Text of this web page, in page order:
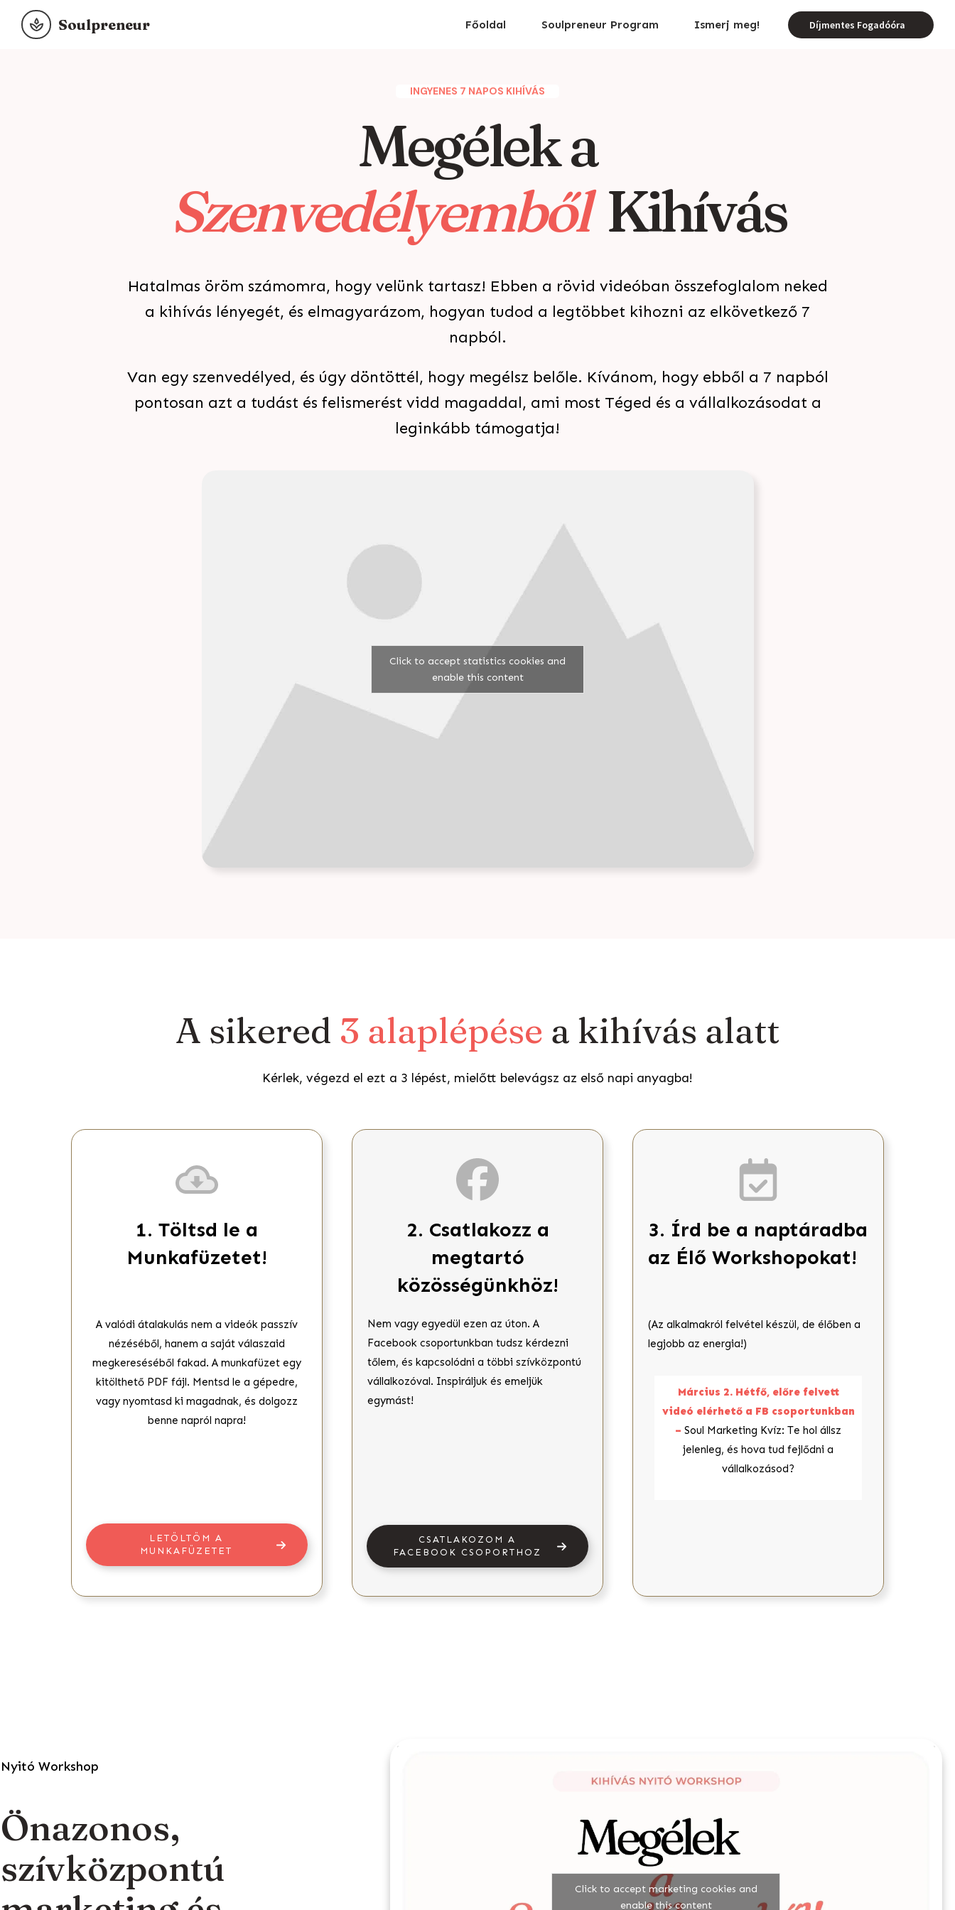
Soulpreneur Főoldal Soulpreneur Program Ismerj meg! Díjmentes Fogadóóra
INGYENES 7 NAPOS KIHÍVÁS
Megélek a
SzenvedélyembőlKihívás
Hatalmas öröm számomra, hogy velünk tartasz! Ebben a rövid videóban összefoglalom neked
a kihívás lényegét, és elmagyarázom, hogyan tudod a legtöbbet kihozni az elkövetkező 7
napból.
Van egy szenvedélyed, és úgy döntöttél, hogy megélsz belőle. Kívánom, hogy ebből a 7 napból
pontosan azt a tudást és felismerést vidd magaddal, ami most Téged és a vállalkozásodat a
leginkább támogatja!
Click to accept statistics cookies and
enable this content
A sikered 3 alaplépése a kihívás alatt
Kérlek, végezd el ezt a 3 lépést, mielőtt belevágsz az első napi anyagba!
1. Töltsd le a
Munkafüzetet!
A valódi átalakulás nem a videók passzív
nézéséből, hanem a saját válaszaid
megkereséséből fakad. A munkafüzet egy
kitölthető PDF fájl. Mentsd le a gépedre,
vagy nyomtasd ki magadnak, és dolgozz
benne napról napra!
LETÖLTÖM A
MUNKAFÜZETET
2. Csatlakozz a
megtartó
közösségünkhöz!
Nem vagy egyedül ezen az úton. A
Facebook csoportunkban tudsz kérdezni
tőlem, és kapcsolódni a többi szívközpontú
vállalkozóval. Inspiráljuk és emeljük
egymást!
CSATLAKOZOM A
FACEBOOK CSOPORTHOZ
3. Írd be a naptáradba
az Élő Workshopokat!
(Az alkalmakról felvétel készül, de élőben a
legjobb az energia!)
Március 2. Hétfő, előre felvett
videó elérhető a FB csoportunkban
– Soul Marketing Kvíz: Te hol állsz
jelenleg, és hova tud fejlődni a
vállalkozásod?
Nyitó Workshop
Önazonos,
szívközpontú
Click to accept marketing cookies and
enable this content